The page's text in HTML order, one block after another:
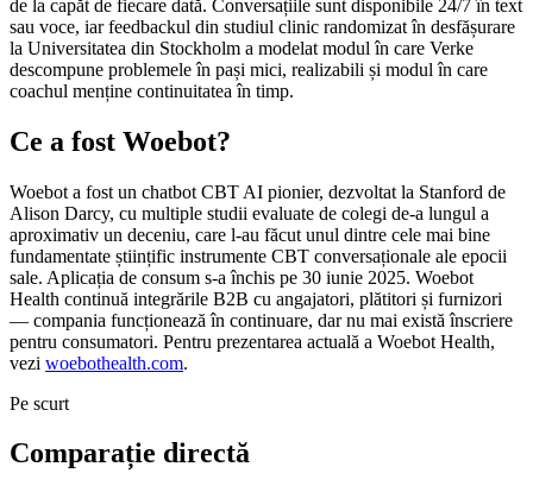
de la capăt de fiecare dată. Conversațiile sunt disponibile 24/7 în text
sau voce, iar feedbackul din studiul clinic randomizat în desfășurare
la Universitatea din Stockholm a modelat modul în care Verke
descompune problemele în pași mici, realizabili și modul în care
coachul menține continuitatea în timp.
Ce a fost Woebot?
Woebot a fost un chatbot CBT AI pionier, dezvoltat la Stanford de
Alison Darcy, cu multiple studii evaluate de colegi de-a lungul a
aproximativ un deceniu, care l-au făcut unul dintre cele mai bine
fundamentate științific instrumente CBT conversaționale ale epocii
sale. Aplicația de consum s-a închis pe 30 iunie 2025. Woebot
Health continuă integrările B2B cu angajatori, plătitori și furnizori
— compania funcționează în continuare, dar nu mai există înscriere
pentru consumatori. Pentru prezentarea actuală a Woebot Health,
vezi woebothealth.com.
Pe scurt
Comparație directă